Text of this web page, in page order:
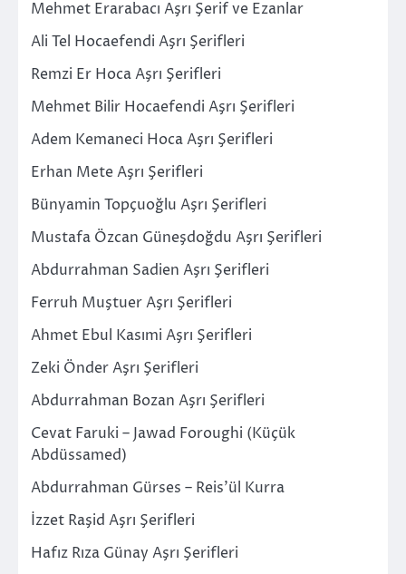
Mehmet Erarabacı Aşrı Şerif ve Ezanlar
Ali Tel Hocaefendi Aşrı Şerifleri
Remzi Er Hoca Aşrı Şerifleri
Mehmet Bilir Hocaefendi Aşrı Şerifleri
Adem Kemaneci Hoca Aşrı Şerifleri
Erhan Mete Aşrı Şerifleri
Bünyamin Topçuoğlu Aşrı Şerifleri
Mustafa Özcan Güneşdoğdu Aşrı Şerifleri
Abdurrahman Sadien Aşrı Şerifleri
Ferruh Muştuer Aşrı Şerifleri
Ahmet Ebul Kasımi Aşrı Şerifleri
Zeki Önder Aşrı Şerifleri
Abdurrahman Bozan Aşrı Şerifleri
Cevat Faruki – Jawad Foroughi (Küçük
Abdüssamed)
Abdurrahman Gürses – Reis’ül Kurra
İzzet Raşid Aşrı Şerifleri
Hafız Rıza Günay Aşrı Şerifleri